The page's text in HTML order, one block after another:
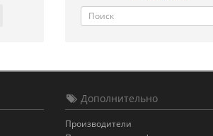
Дополнительно
Производители